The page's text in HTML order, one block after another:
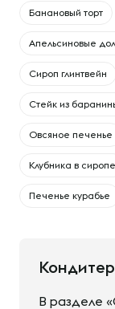
Банановый торт
Апельсиновые
Сироп глинтвейн
Cтейк из
Овсяное печенье
Клубника в сиропе
Печенье курабье
В разделе